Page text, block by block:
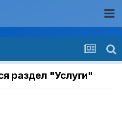
раздел "Услуги"